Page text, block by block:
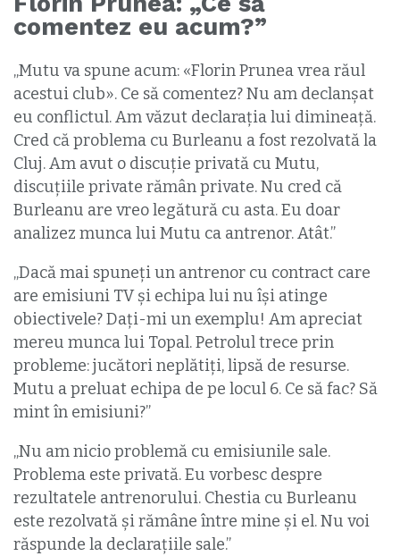
comentez eu acum?”
„Mutu va spune acum: «Florin Prunea vrea răul
acestui club». Ce să comentez? Nu am declanșat
eu conflictul. Am văzut declarația lui dimineață.
Cred că problema cu Burleanu a fost rezolvată la
Cluj. Am avut o discuție privată cu Mutu,
discuțiile private rămân private. Nu cred că
Burleanu are vreo legătură cu asta. Eu doar
analizez munca lui Mutu ca antrenor. Atât.”
„Dacă mai spuneți un antrenor cu contract care
are emisiuni TV și echipa lui nu își atinge
obiectivele? Dați-mi un exemplu! Am apreciat
mereu munca lui Topal. Petrolul trece prin
probleme: jucători neplătiți, lipsă de resurse.
Mutu a preluat echipa de pe locul 6. Ce să fac? Să
mint în emisiuni?”
„Nu am nicio problemă cu emisiunile sale.
Problema este privată. Eu vorbesc despre
rezultatele antrenorului. Chestia cu Burleanu
este rezolvată și rămâne între mine și el. Nu voi
răspunde la declarațiile sale.”